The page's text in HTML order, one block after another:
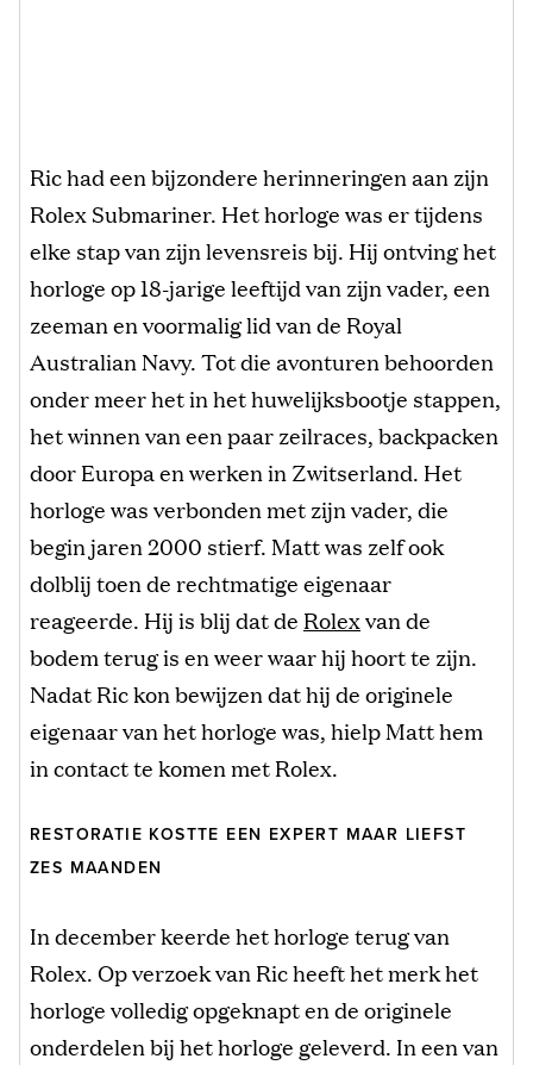
Ric had een bijzondere herinneringen aan zijn
Rolex Submariner. Het horloge was er tijdens
elke stap van zijn levensreis bij. Hij ontving het
horloge op 18-jarige leeftijd van zijn vader, een
zeeman en voormalig lid van de Royal
Australian Navy. Tot die avonturen behoorden
onder meer het in het huwelijksbootje stappen,
het winnen van een paar zeilraces, backpacken
door Europa en werken in Zwitserland. Het
horloge was verbonden met zijn vader, die
begin jaren 2000 stierf. Matt was zelf ook
dolblij toen de rechtmatige eigenaar
reageerde. Hij is blij dat de Rolexvan de
bodem terug is en weer waar hij hoort te zijn.
Nadat Ric kon bewijzen dat hij de originele
eigenaar van het horloge was, hielp Matt hem
in contact te komen met Rolex.
RESTORATIE KOSTTE EEN EXPERT MAAR LIEFST
ZES MAANDEN
In december keerde het horloge terug van
Rolex. Op verzoek van Ric heeft het merk het
horloge volledig opgeknapt en de originele
onderdelen bij het horloge geleverd. In een van